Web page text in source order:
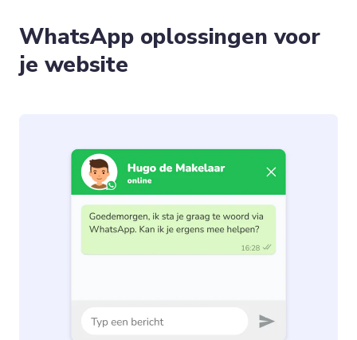
WhatsApp oplossingen voor
je website